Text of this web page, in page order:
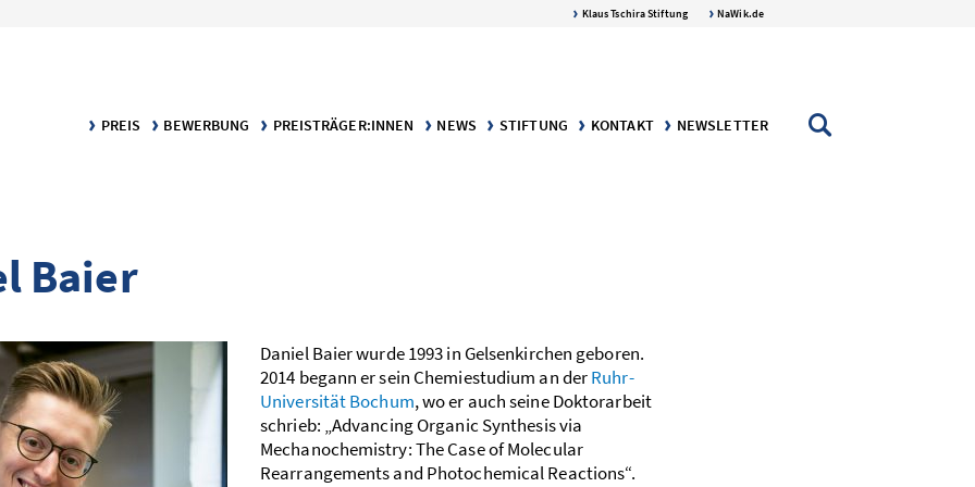
Klaus Tschira Stiftung NaWik.de
PREIS
BEWERBUNG
PREISTRÄGER:INNEN
NEWS
STIFTUNG
KONTAKT NEWSLETTER
Baier
Daniel Baier wurde 1993 in Gelsenkirchen geboren.
2014 begann er sein Chemie­studium an derRuhr-
Universität Bochum, wo er auch seine ­Doktor­arbeit
schrieb: „Advancing Organic Synthesis via
Mechanochemistry: The Case of Molecular
Rearrangements and Photochemical Reactions“.